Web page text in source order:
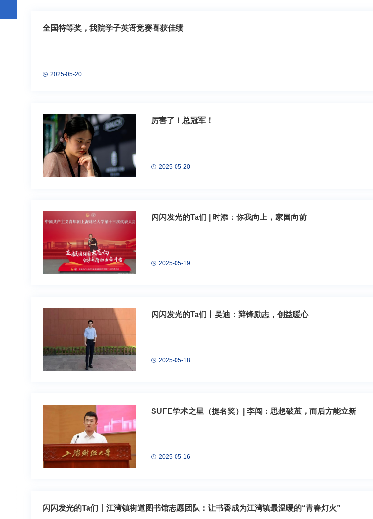
全国特等奖，我院学子英语竞赛喜获佳绩
2025-05-20
厉害了！总冠军！
2025-05-20
闪闪发光的Ta们 | 时添：你我向上，家国向前
2025-05-19
闪闪发光的Ta们丨吴迪：辩锋励志，创益暖心
2025-05-18
SUFE学术之星（提名奖）| 李闯：思想破茧，而后方能立新
2025-05-16
闪闪发光的Ta们丨江湾镇街道图书馆志愿团队：让书香成为江湾镇最温暖的“青春灯火”